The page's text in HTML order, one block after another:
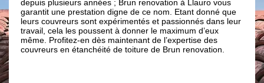
renovation à Llauro vous
de ce nom. Etant donné que
et passionnés dans leur
le maximum d’eux
de l’expertise des
de Brun renovation.
votre maison ; de plus c’est un signe
son étanchéité. Et il est primordial de
rapidement pour éviter d’autres
détérioration de la charpente. Et
notre disposition des artisans
compétents et aptes à travailler sur
revêtement toiture. Ainsi, pour
réparation de fuite d’eau de toit ;
entreprise de couverture Brun